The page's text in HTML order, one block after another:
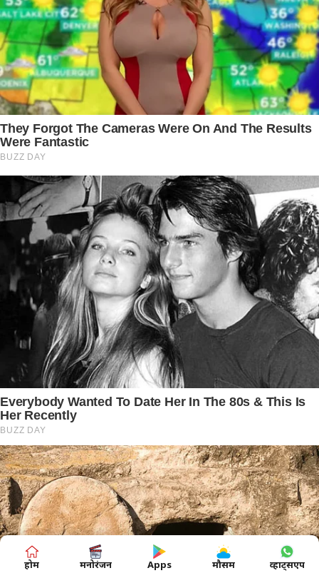
होम मनोरंजन Apps मौसम व्हाट्सएप